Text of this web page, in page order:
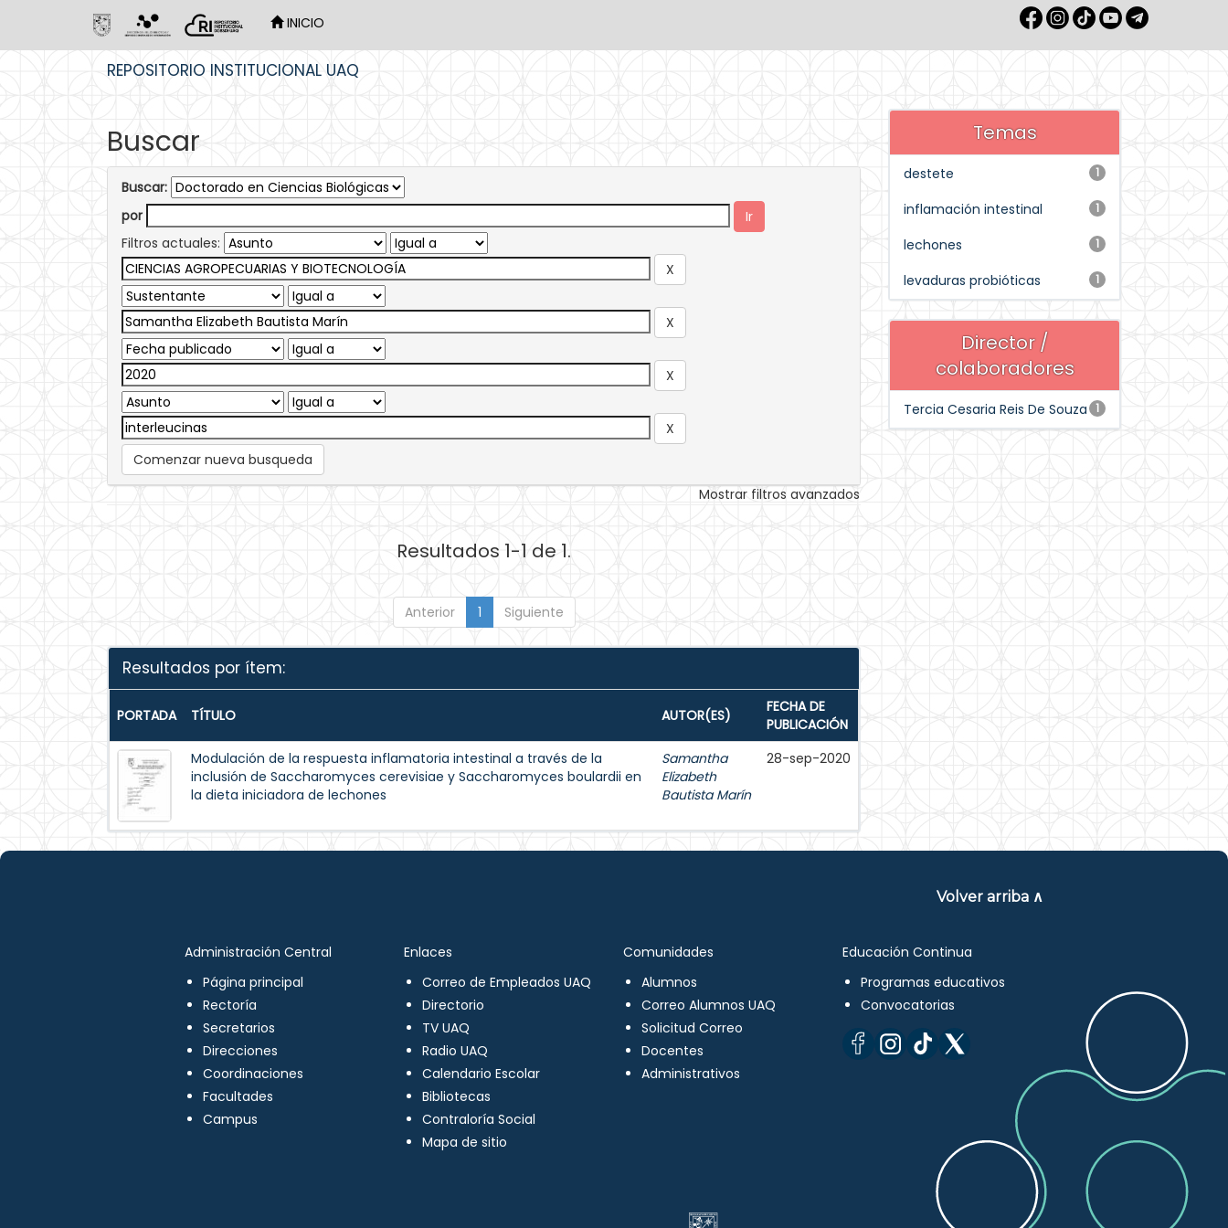
INICIO
REPOSITORIO INSTITUCIONAL UAQ
Buscar
Buscar:
por
Filtros actuales:
Comenzar nueva busqueda
Mostrar filtros avanzados
Resultados 1-1 de 1.
Anterior 1 Siguiente
Resultados por ítem:
PORTADA TÍTULO AUTOR(ES)
FECHA DE
PUBLICACIÓN
Modulación de la respuesta inflamatoria intestinal a través de la
inclusión de Saccharomyces cerevisiae y Saccharomyces boulardii en
la dieta iniciadora de lechones
Samantha
Elizabeth
Bautista Marín
28-sep-2020
Temas
1
destete
1
inflamación intestinal
1
lechones
1
levaduras probióticas
Director /
colaboradores
1
Tercia Cesaria Reis De Souza
Volver arriba ∧
Administración Central
Página principal
Rectoría
Secretarios
Direcciones
Coordinaciones
Facultades
Campus
Enlaces
Correo de Empleados UAQ
Directorio
TV UAQ
Radio UAQ
Calendario Escolar
Bibliotecas
Contraloría Social
Mapa de sitio
Comunidades
Alumnos
Correo Alumnos UAQ
Solicitud Correo
Docentes
Administrativos
Educación Continua
Programas educativos
Convocatorias